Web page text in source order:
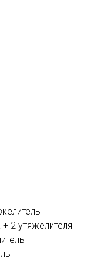
2 утяжелителя